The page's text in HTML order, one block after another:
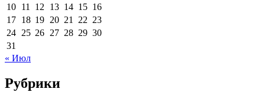
10 11 12 13 14 15 16
17 18 19 20 21 22 23
24 25 26 27 28 29 30
31
« Июл
Рубрики